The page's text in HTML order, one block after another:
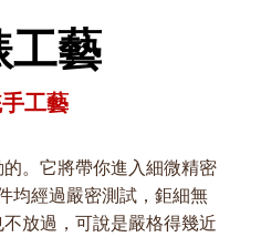
工藝
工藝
。它將帶你進入細微精密
均經過嚴密測試，鉅細無
放過，可說是嚴格得幾近